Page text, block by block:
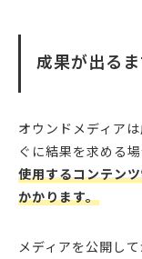
成果が出る
オウンドメディア
ぐに結果を求める
使用するコンテン
かかります。
メディアを公開し